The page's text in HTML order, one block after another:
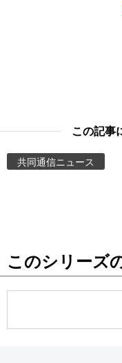
お知らせ
この記事
共同通信ニュース
このシリーズ